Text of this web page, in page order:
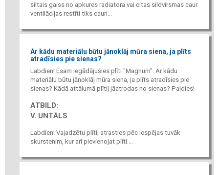
siltais gaiss no apkures radiatora vai citas sildvirsmas caur
ventilācijas restīti tiks cauri...
Ar kādu materiālu būtu jānoklāj mūra siena, ja plīts
atradīsies pie sienas?
Labdien! Esam iegādājušies plīti "Magnum". Ar kādu
materiālu būtu jānoklāj mūra siena, ja plīts atradīsies pie
sienas? Kādā attālumā plītij jāatrodas no sienas? Paldies!
ATBILD:
V. UNTĀLS
Labdien! Vajadzētu plītij atrasties pēc iespējas tuvāk
skurstenim, kur arī pievienojat plīti....